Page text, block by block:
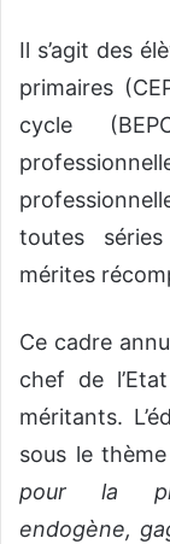
Il s’agit des
primaires
cycle
toutes
mérites
Ce cadre
chef de
méritants.
sous le
pour la
endogène,